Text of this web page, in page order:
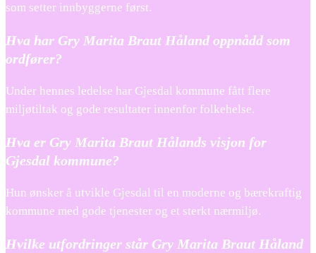
som setter innbyggerne først.
Hva har Gry Marita Braut Håland oppnådd som
ordfører?
Under hennes ledelse har Gjesdal kommune fått flere
miljøtiltak og gode resultater innenfor folkehelse.
Hva er Gry Marita Braut Hålands visjon for
Gjesdal kommune?
Hun ønsker å utvikle Gjesdal til en moderne og bærekraftig
kommune med gode tjenester og et sterkt nærmiljø.
Hvilke utfordringer står Gry Marita Braut Håland